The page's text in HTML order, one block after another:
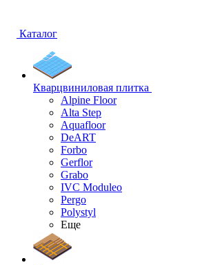
Каталог
Кварцвиниловая плитка
Alpine Floor
Alta Step
Aquafloor
DeART
Forbo
Gerflor
Grabo
IVC Moduleo
Pergo
Polystyl
Еще